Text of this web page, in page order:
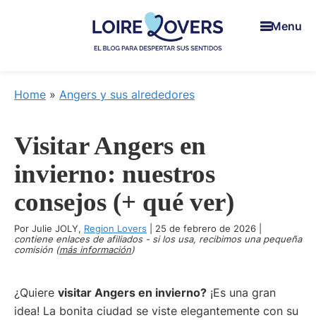
despertar
en
Valle
del
-
El
de
Claire
Menu
Home » Angers y sus alrededores
Visitar Angers en
invierno: nuestros
consejos (+ qué ver)
Por Julie JOLY, Region Lovers 25 de febrero de 2026
contiene enlaces de afiliados - si los usa, recibimos una pequeña
comisión (más información)
¿Quiere visitar Angers en invierno? ¡Es una gran
idea! La bonita ciudad se viste elegantemente con su